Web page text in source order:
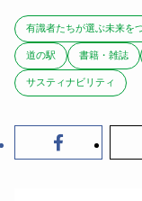
有識者たちが選ぶ未来を
道の駅 書籍・雑誌
サスティナビリティ